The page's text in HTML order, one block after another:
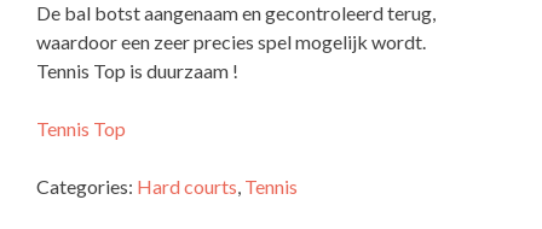
De bal botst aangenaam en gecontroleerd terug,
waardoor een zeer precies spel mogelijk wordt.
Tennis Top is duurzaam !
Tennis Top
Categories: Hard courts, Tennis